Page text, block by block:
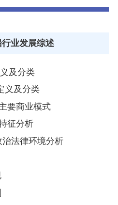
业发展综述
及分类
义及分类
要商业模式
征分析
法律环境分析